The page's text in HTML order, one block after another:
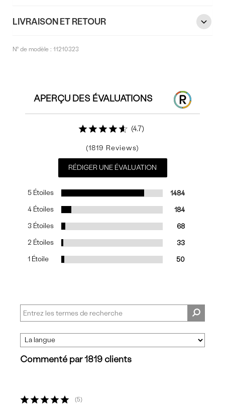
LIVRAISON ET RETOUR
N° de modèle :11210323
APERÇU DES ÉVALUATIONS
4.7
1819
RÉDIGER UNE ÉVALUATION
5 Étoiles 1484
4 Étoiles 184
3 Étoiles 68
2 Étoiles 33
1 Étoile 50
Commenté par 1819 clients
5